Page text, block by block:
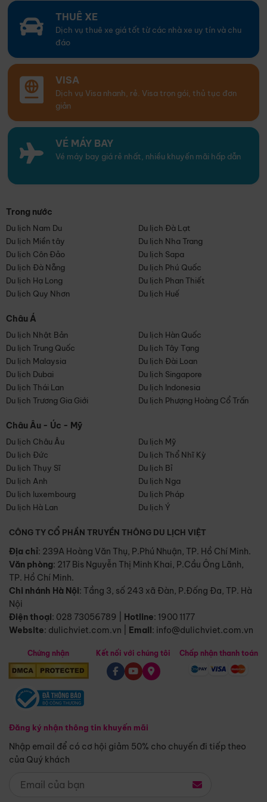
THUÊ XE
Dịch vụ thuê xe giá tốt từ các nhà xe uy tín và chu
đáo
VISA
Dịch vụ Visa nhanh, rẻ. Visa trọn gói, thủ tục đơn
giản
VÉ MÁY BAY
Vé máy bay giá rẻ nhất, nhiều khuyến mãi hấp dẫn
Trong nước
Du lịch Nam Du
Du lịch Đà Lạt
Du lịch Miền tây
Du lịch Nha Trang
Du lịch Côn Đảo
Du lịch Sapa
Du lịch Đà Nẵng
Du lịch Phú Quốc
Du lịch Hạ Long
Du lịch Phan Thiết
Du lịch Quy Nhơn
Du lịch Huế
Châu Á
Du lịch Nhật Bản
Du lịch Hàn Quốc
Du lịch Trung Quốc
Du lịch Tây Tạng
Du lịch Malaysia
Du lịch Đài Loan
Du lịch Dubai
Du lịch Singapore
Du lịch Thái Lan
Du lịch Indonesia
Du lịch Trương Gia Giới
Du lịch Phượng Hoàng Cổ Trấn
Châu Âu - Úc - Mỹ
Du lịch Châu Âu
Du lịch Mỹ
Du lịch Đức
Du lịch Thổ Nhĩ Kỳ
Du lịch Thụy Sĩ
Du lịch Bỉ
Du lịch Anh
Du lịch Nga
Du lịch luxembourg
Du lịch Pháp
Du lịch Hà Lan
Du lịch Ý
CÔNG TY CỔ PHẦN TRUYỀN THÔNG DU LỊCH VIỆT
Địa chỉ: 239A Hoàng Văn Thụ, P.Phú Nhuận, TP. Hồ Chí Minh.
Văn phòng: 217 Bis Nguyễn Thị Minh Khai, P.Cầu Ông Lãnh,
TP. Hồ Chí Minh.
Chi nhánh Hà Nội: Tầng 3, số 243 xã Đàn, P.Đống Đa, TP. Hà
Nội
Điện thoại: 028 73056789 Hotline: 1900 1177
Website: dulichviet.com.vn Email: info@dulichviet.com.vn
Chứng nhận
Đăng ký nhận thông tin khuyến mãi
Nhập email để có cơ hội giảm 50% cho chuyến đi tiếp theo
của Quý khách
Kết nối với chúng tôi Chấp nhận thanh toán